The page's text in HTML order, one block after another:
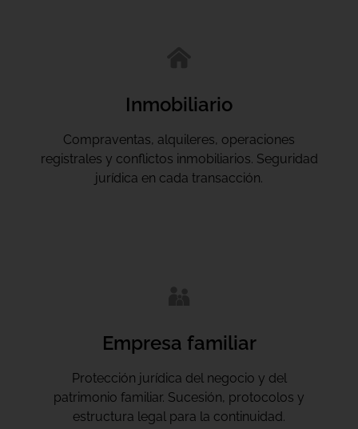
Inmobiliario
Compraventas, alquileres, operaciones
registrales y conflictos inmobiliarios. Seguridad
jurídica en cada transacción.
Empresa familiar
Protección jurídica del negocio y del
patrimonio familiar. Sucesión, protocolos y
estructura legal para la continuidad.